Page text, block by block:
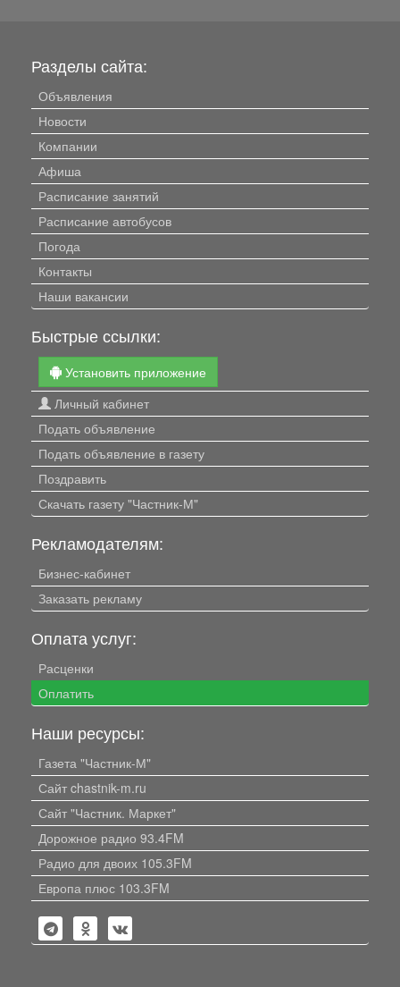
Разделы сайта:
Объявления
Новости
Компании
Афиша
Расписание занятий
Расписание автобусов
Погода
Контакты
Наши вакансии
Быстрые ссылки:
Установить приложение
Личный кабинет
Подать объявление
Подать объявление в газету
Поздравить
Скачать газету "Частник-М"
Рекламодателям:
Бизнес-кабинет
Заказать рекламу
Оплата услуг:
Расценки
Оплатить
Наши ресурсы:
Газета "Частник-М"
Сайт chastnik-m.ru
Сайт "Частник. Маркет"
Дорожное радио 93.4FM
Радио для двоих 105.3FM
Европа плюс 103.3FM